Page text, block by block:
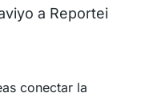
a Reportei
conectar la